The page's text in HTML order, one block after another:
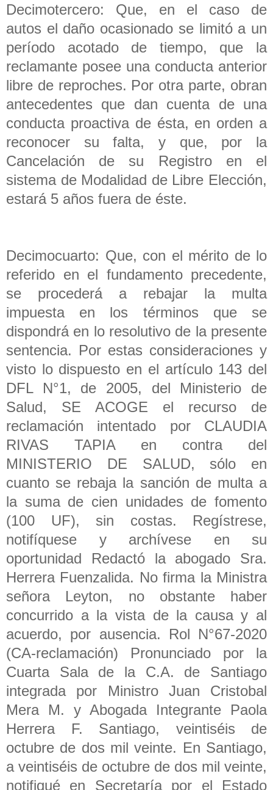
Decimotercero: Que, en el caso de
autos el daño ocasionado se limitó a un
período acotado de tiempo, que la
reclamante posee una conducta anterior
libre de reproches. Por otra parte, obran
antecedentes que dan cuenta de una
conducta proactiva de ésta, en orden a
reconocer su falta, y que, por la
Cancelación de su Registro en el
sistema de Modalidad de Libre Elección,
estará 5 años fuera de éste.
Decimocuarto: Que, con el mérito de lo
referido en el fundamento precedente,
se procederá a rebajar la multa
impuesta en los términos que se
dispondrá en lo resolutivo de la presente
sentencia. Por estas consideraciones y
visto lo dispuesto en el artículo 143 del
DFL N°1, de 2005, del Ministerio de
Salud, SE ACOGE el recurso de
reclamación intentado por CLAUDIA
RIVAS TAPIA en contra del
MINISTERIO DE SALUD, sólo en
cuanto se rebaja la sanción de multa a
la suma de cien unidades de fomento
(100 UF), sin costas. Regístrese,
notifíquese y archívese en su
oportunidad Redactó la abogado Sra.
Herrera Fuenzalida. No firma la Ministra
señora Leyton, no obstante haber
concurrido a la vista de la causa y al
acuerdo, por ausencia. Rol N°67-2020
(CA-reclamación) Pronunciado por la
Cuarta Sala de la C.A. de Santiago
integrada por Ministro Juan Cristobal
Mera M. y Abogada Integrante Paola
Herrera F. Santiago, veintiséis de
octubre de dos mil veinte. En Santiago,
a veintiséis de octubre de dos mil veinte,
notifiqué en Secretaría por el Estado